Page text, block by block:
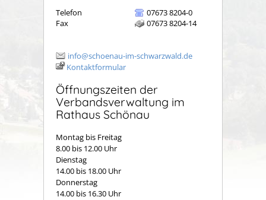
Telefon
07673 8204-0
Fax
07673 8204-14
info@schoenau-im-schwarzwald.de
Kontaktformular
Öffnungszeiten der
Verbandsverwaltung im
Rathaus Schönau
Montag bis Freitag
8.00 bis 12.00 Uhr
Dienstag
14.00 bis 18.00 Uhr
Donnerstag
14.00 bis 16.30 Uhr